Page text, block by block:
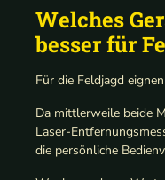
Welches
besser für
Für die Feldjagd
Da mittlerweile beide
Laser-
die persönliche